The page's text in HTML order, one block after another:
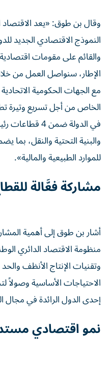
وقال بن طوق: «يعد الاقتصاد
النموذج الاقتصادي الجديد
والقائم على مقومات
الإطار، سنواصل العمل من
مع الجهات الحكومية
الخاص من أجل تسريع وتيرة
في الدولة ضمن
والبنية التحتية والنقل، بما
للموارد الطبيعية والمالية».
مشاركة فعَّالة
أشار بن طوق إلى أهمية
منظومة الاقتصاد الدائري
وتقنيات الإنتاج الأنظف
الاحتياجات الأساسية وصولاً
إحدى الدول الرائدة في مجال
نمو اقتصادي